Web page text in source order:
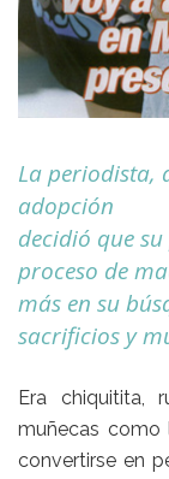
La periodista,
adopción
decidió que
proceso de
más en su
sacrificios y
Era chiquitita,
muñecas como
convertirse en